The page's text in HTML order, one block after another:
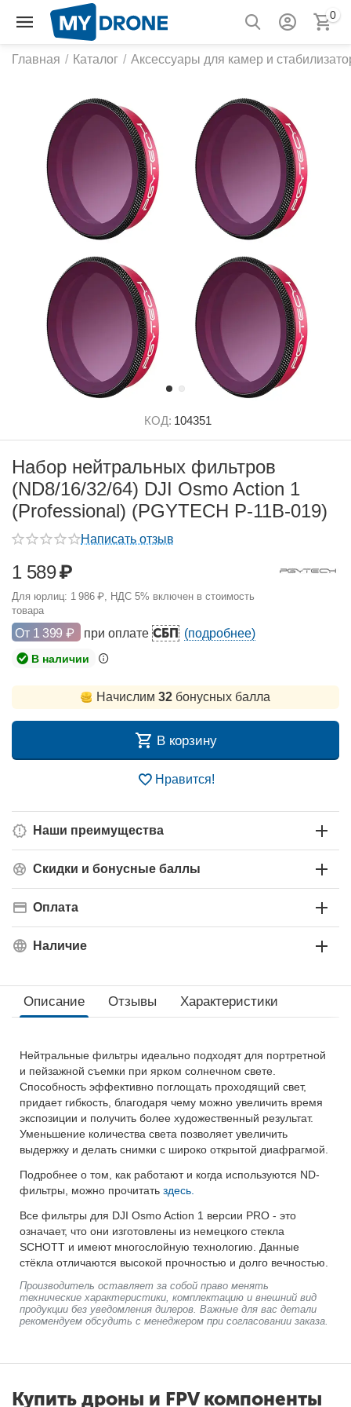
0
Главная / Каталог / Аксессуары для камер и
КОД: 104351
Набор нейтральных фильтров
(ND8/16/32/64) DJI Osmo Action 1
(Professional) (PGYTECH P-11B-019)
Написать отзыв
1 589₽
Для юрлиц: 1 986 ₽, НДС 5% включен в стоимость
товара
От 1 399 ₽ при оплате СБП (подробнее)
В наличии
Начислим 32 бонусных балла
В корзину
Нравится!
Наши преимущества
Скидки и бонусные баллы
Оплата
Наличие
Описание Отзывы Характеристики
Нейтральные фильтры идеально подходят для портретной
и пейзажной съемки при ярком солнечном свете.
Способность эффективно поглощать проходящий свет,
придает гибкость, благодаря чему можно увеличить время
экспозиции и получить более художественный результат.
Уменьшение количества света позволяет увеличить
выдержку и делать снимки с широко открытой диафрагмой.
Подробнее о том, как работают и когда используются ND-
фильтры, можно прочитать здесь.
Все фильтры для DJI Osmo Action 1 версии PRO - это
означает, что они изготовлены из немецкого стекла
SCHOTT и имеют многослойную технологию. Данные
стёкла отличаются высокой прочностью и долго вечностью.
Производитель оставляет за собой право менять
технические характеристики, комплектацию и внешний вид
продукции без уведомления дилеров. Важные для вас детали
рекомендуем обсудить с менеджером при согласовании заказа.
Купить дроны и FPV компоненты